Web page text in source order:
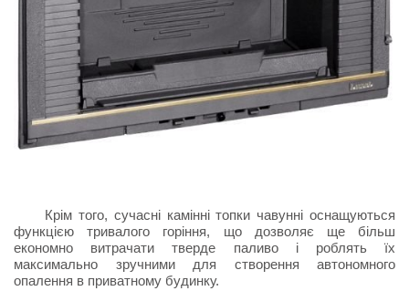
Крім того, сучасні камінні топки чавунні оснащуються
функцією тривалого горіння, що дозволяє ще більш
економно витрачати тверде паливо і роблять їх
максимально зручними для створення автономного
опалення в приватному будинку.